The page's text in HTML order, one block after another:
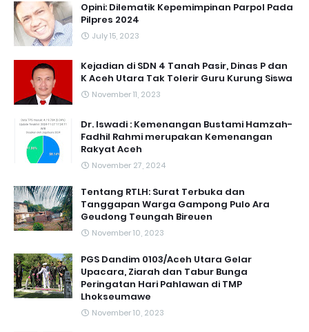
Opini: Dilematik Kepemimpinan Parpol Pada
Pilpres 2024
July 15, 2023
Kejadian di SDN 4 Tanah Pasir, Dinas P dan
K Aceh Utara Tak Tolerir Guru Kurung Siswa
November 11, 2023
Dr. Iswadi : Kemenangan Bustami Hamzah-
Fadhil Rahmi merupakan Kemenangan
Rakyat Aceh
November 27, 2024
Tentang RTLH: Surat Terbuka dan
Tanggapan Warga Gampong Pulo Ara
Geudong Teungah Bireuen
November 10, 2023
PGS Dandim 0103/Aceh Utara Gelar
Upacara, Ziarah dan Tabur Bunga
Peringatan Hari Pahlawan di TMP
Lhokseumawe
November 10, 2023